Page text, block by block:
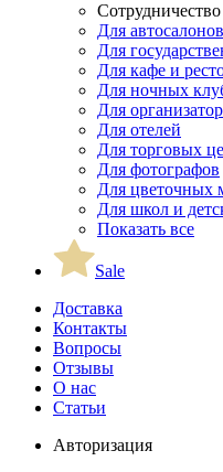
Сотрудничество
Для автосалонов
Для
Для кафе и
Для ночных
Для
Для отелей
Для торговых
Для фотографов
Для цветочных
Для школ и
Показать все
Sale
Доставка
Контакты
Вопросы
Отзывы
О нас
Статьи
Авторизация